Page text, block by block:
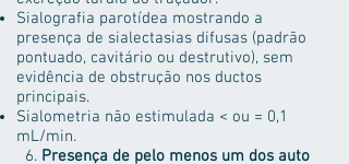
Sialografia parotídea mostrando a
presença de sialectasias difusas (padrão
pontuado, cavitário ou destrutivo), sem
evidência de obstrução nos ductos
principais.
Sialometria não estimulada < ou = 0,1
mL/min.
6. Presença de pelo menos um dos auto